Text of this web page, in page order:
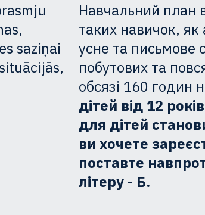
saziņai
Навчальний план
таких навичок,
усне та письмове
побутових та
обсязі 160 годин
дітей від 12
для дітей
ви хочете
поставте
літеру - Б.